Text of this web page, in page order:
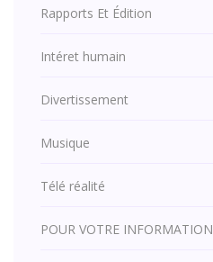
Rapports Et Édition
Intéret humain
Divertissement
Musique
Télé réalité
POUR VOTRE INFORMATION